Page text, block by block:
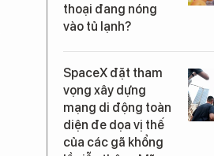
thoại đang nóng
vào tủ lạnh?
SpaceX đặt tham
vọng xây dựng
mạng di động toàn
diện đe dọa vị thế
của các gã khổng